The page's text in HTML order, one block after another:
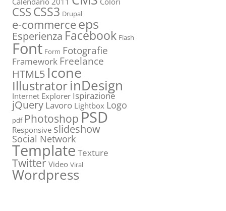
CSSCSS3 Drupal
e-commerceeps
Esperienza Facebook Flash
Font Form Fotografie
Framework Freelance
HTML5 Icone
IllustratorinDesign
Internet Explorer Ispirazione
jQuery Lavoro Lightbox Logo
pdf PhotoshopPSD
Responsive slideshow
Social Network
Template Texture
TwitterVideo Viral
Wordpress